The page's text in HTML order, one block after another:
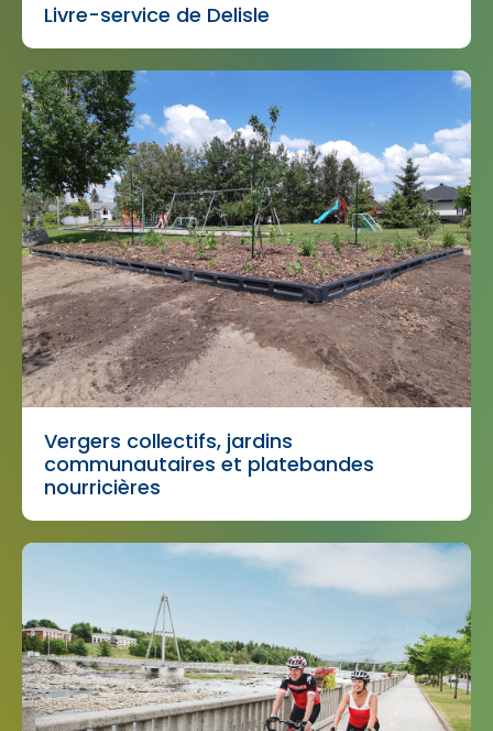
Livre-service de Delisle
Vergers collectifs, jardins
communautaires et platebandes
nourricières